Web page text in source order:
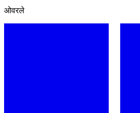
ओवरले